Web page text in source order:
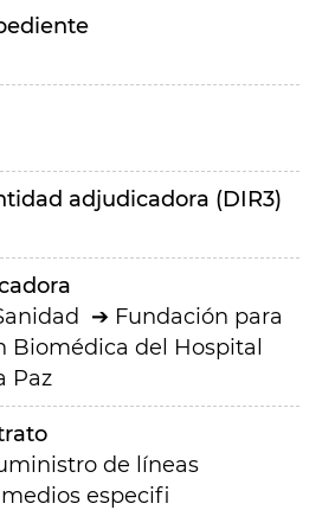
adjudicadora (DIR3)
Fundación para
Biomédica del Hospital
Paz
de líneas
especifi